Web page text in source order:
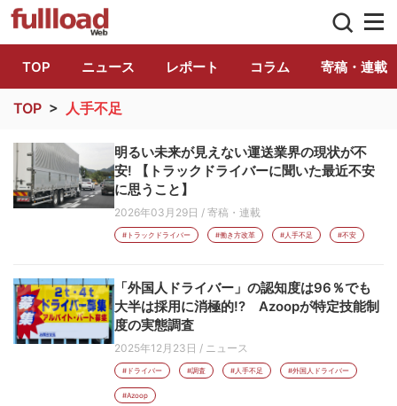
トラック総合情報誌「フルロード」公式
TOP ニュース レポート コラム 寄稿・連載
TOP > 人手不足
明るい未来が見えない運送業界の現状が不
安! 【トラックドライバーに聞いた最近不安
に思うこと】
2026年03月29日 / 寄稿・連載
#トラックドライバー #働き方改革 #人手不足 #不安
「外国人ドライバー」の認知度は96％でも
大半は採用に消極的!? Azoopが特定技能制
度の実態調査
2025年12月23日 / ニュース
#ドライバー #調査 #人手不足 #外国人ドライバー
#Azoop